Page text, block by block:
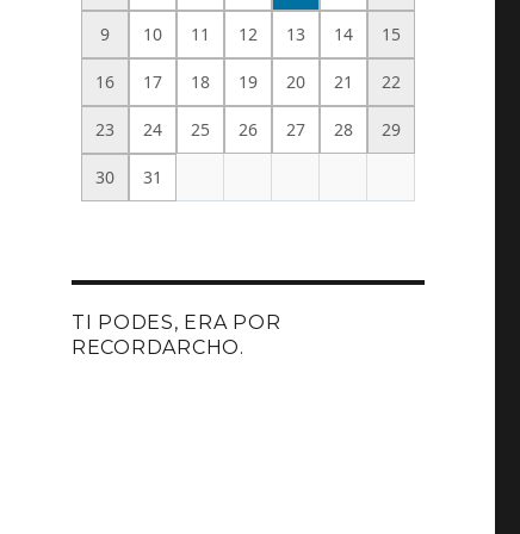
9 10 11 12 13 14 15
16 17 18 19 20 21 22
23 24 25 26 27 28 29
30 31
TI PODES, ERA POR
RECORDARCHO.